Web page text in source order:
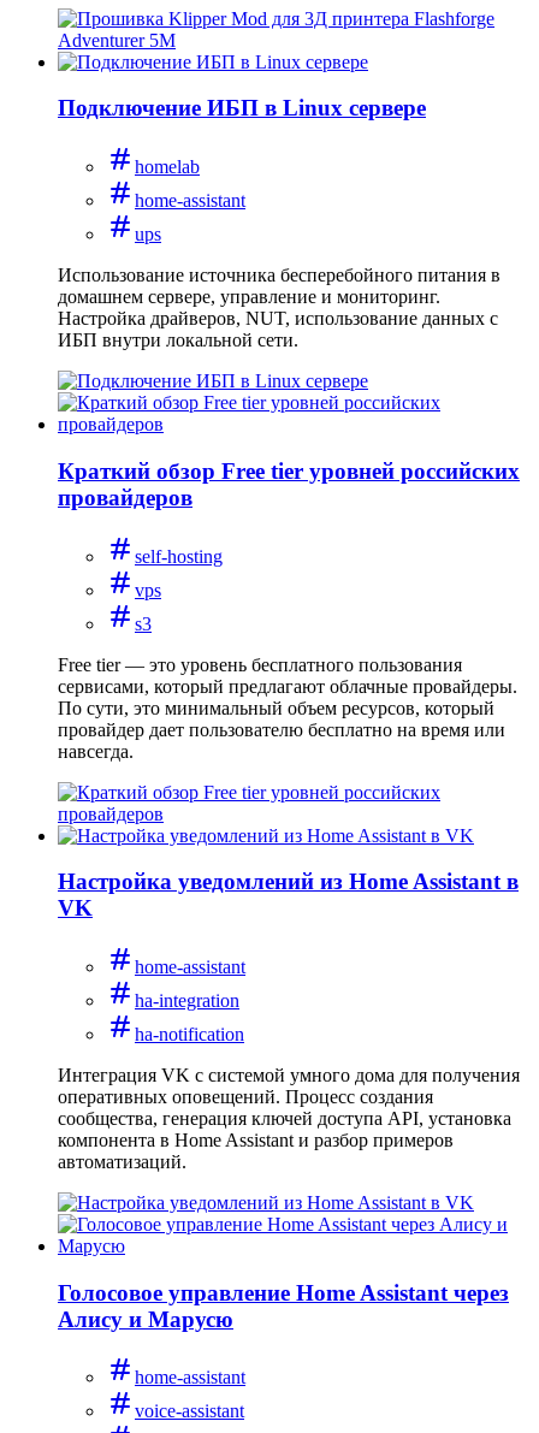
Подключение ИБП в Linux сервере
homelab
home-assistant
ups
Использование источника бесперебойного питания в
домашнем сервере, управление и мониторинг.
Настройка драйверов, NUT, использование данных с
ИБП внутри локальной сети.
Краткий обзор Free tier уровней российских
провайдеров
self-hosting
vps
s3
Free tier — это уровень бесплатного пользования
сервисами, который предлагают облачные провайдеры.
По сути, это минимальный объем ресурсов, который
провайдер дает пользователю бесплатно на время или
навсегда.
Настройка уведомлений из Home Assistant в
VK
home-assistant
ha-integration
ha-notification
Интеграция VK с системой умного дома для получения
оперативных оповещений. Процесс создания
сообщества, генерация ключей доступа API, установка
компонента в Home Assistant и разбор примеров
автоматизаций.
Голосовое управление Home Assistant через
Алису и Марусю
home-assistant
voice-assistant